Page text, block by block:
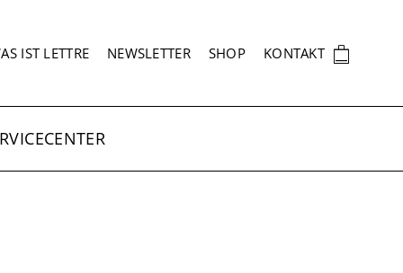
IST LETTRE NEWSLETTER SHOP KONTAKT 🛍